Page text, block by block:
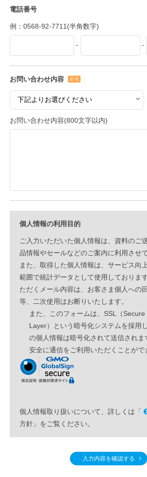
電話番号
例：0568-92-7711(半角数字)
- -
お問い合わせ内容 必須
お問い合わせ内容(800文字以内)
個人情報の利用目的
ご入力いただいた個人情報は、資料のご
品情報やセールなどのご案内に利用させ
また、取得した個人情報は、サービス向
範囲で統計データとして使用しておりま
ただくメール内容は、お客さま個人への
等、二次使用はお断りいたします。
また、このフォームは、SSL（
Layer）という暗号化システムを採用
の個人情報は暗号化されて送信されま
安全に通信をご利用いただくことがで
個人情報取り扱いについて、詳しくは「
方針 」をご覧ください。
入力内容を確認する